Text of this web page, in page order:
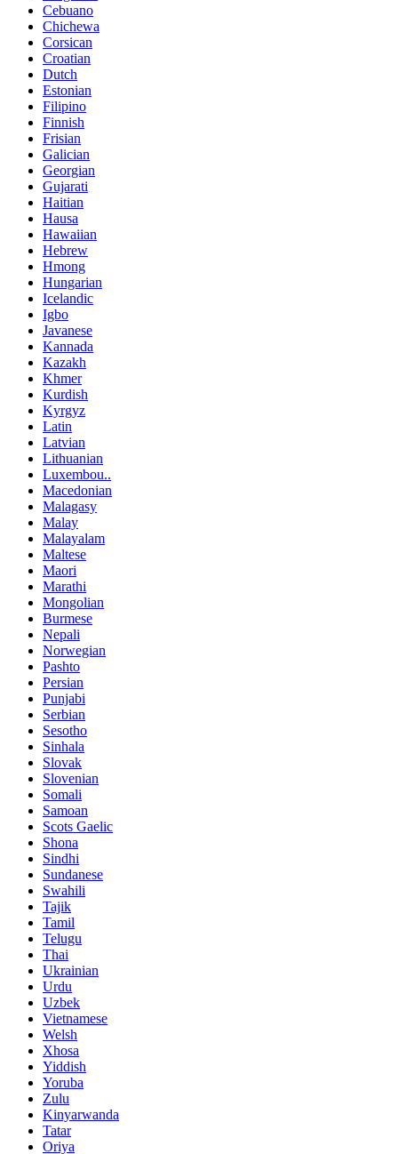
Cebuano
Chichewa
Corsican
Croatian
Dutch
Estonian
Filipino
Finnish
Frisian
Galician
Georgian
Gujarati
Haitian
Hausa
Hawaiian
Hebrew
Hmong
Hungarian
Icelandic
Igbo
Javanese
Kannada
Kazakh
Khmer
Kurdish
Kyrgyz
Latin
Latvian
Lithuanian
Luxembou..
Macedonian
Malagasy
Malay
Malayalam
Maltese
Maori
Marathi
Mongolian
Burmese
Nepali
Norwegian
Pashto
Persian
Punjabi
Serbian
Sesotho
Sinhala
Slovak
Slovenian
Somali
Samoan
Scots Gaelic
Shona
Sindhi
Sundanese
Swahili
Tajik
Tamil
Telugu
Thai
Ukrainian
Urdu
Uzbek
Vietnamese
Welsh
Xhosa
Yiddish
Yoruba
Zulu
Kinyarwanda
Tatar
Oriya